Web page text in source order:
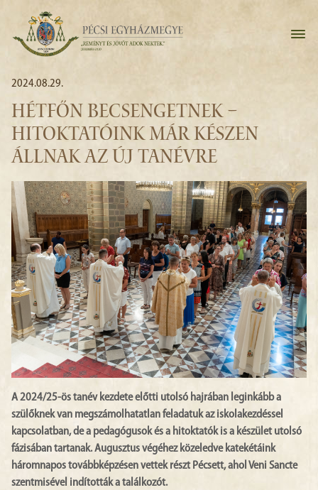
2024.08.29.
HÉTFŐN BECSENGETNEK –
HITOKTATÓINK MÁR KÉSZEN
ÁLLNAK AZ ÚJ TANÉVRE
A 2024/25-ös tanév kezdete előtti utolsó hajrában leginkább a
szülőknek van megszámolhatatlan feladatuk az iskolakezdéssel
kapcsolatban, de a pedagógusok és a hitoktatók is a készület utolsó
fázisában tartanak. Augusztus végéhez közeledve katekétáink
háromnapos továbbképzésen vettek részt Pécsett, ahol Veni Sancte
szentmisével indították a találkozót.